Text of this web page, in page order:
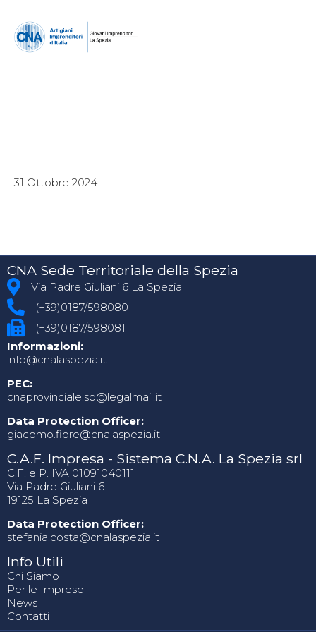
31 Ottobre 2024
CNA Sede Territoriale della Spezia
Via Padre Giuliani 6 La Spezia
(+39)0187/598080
(+39)0187/598081
Informazioni:
info@cnalaspezia.it
PEC:
cnaprovinciale.sp@legalmail.it
Data Protection Officer:
giacomo.fiore@cnalaspezia.it
C.A.F. Impresa - Sistema C.N.A. La Spezia srl
C.F. e P. IVA 01091040111
Via Padre Giuliani 6
19125 La Spezia
Data Protection Officer:
stefania.costa@cnalaspezia.it
Info Utili
Chi Siamo
Per le Imprese
News
Contatti